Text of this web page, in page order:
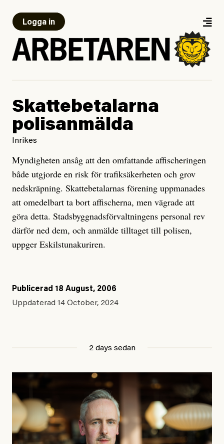
Logga in
Skattebetalarna
polisanmälda
Inrikes
Myndigheten ansåg att den omfattande affischeringen
både utgjorde en risk för trafiksäkerheten och grov
nedskräpning. Skattebetalarnas förening uppmanades
att omedelbart ta bort affischerna, men vägrade att
göra detta. Stadsbyggnadsförvaltningens personal rev
därför ned dem, och anmälde tilltaget till polisen,
uppger Eskilstunakuriren.
Publicerad 18 August, 2006
Uppdaterad 14 October, 2024
2 days sedan